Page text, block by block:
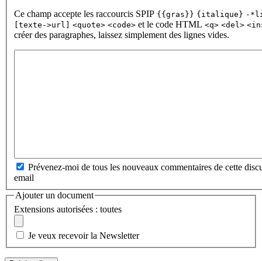
Ce champ accepte les raccourcis SPIP {{gras}} {italique} -
[texte->url]
<quote> <code> et le code HTML <q> <del>
créer des paragraphes, laissez simplement des lignes vides.
Prévenez-moi de tous les nouveaux commentaires de cette
email
Ajouter un document
Extensions autorisées : toutes
Je veux recevoir la Newsletter